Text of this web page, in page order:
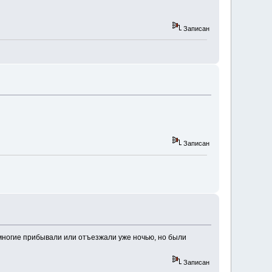
Записан
Записан
прибывали или отъезжали уже ночью, но были
Записан